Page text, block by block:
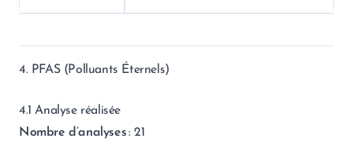
4. PFAS (Polluants Éternels)
4.1 Analyse réalisée
Nombre d’analyses: 21